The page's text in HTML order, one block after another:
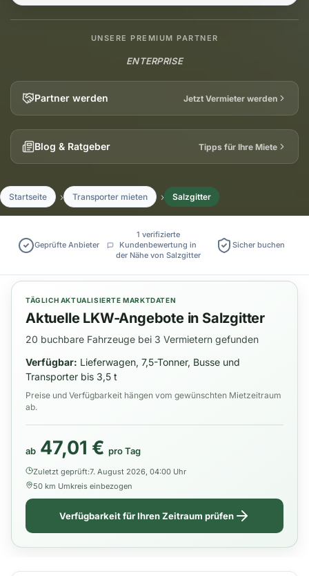
UNSERE PREMIUM PARTNER
ENTERPRISE
Partner werden Jetzt Vermieter werden
Blog & Ratgeber Tipps für Ihre Miete
Startseite Transporter mieten Salzgitter
Geprüfte Anbieter
1 verifizierte
Kundenbewertung in
der Nähe von Salzgitter
Sicher buchen
TÄGLICH AKTUALISIERTE MARKTDATEN
Aktuelle LKW-Angebote in Salzgitter
20 buchbare Fahrzeuge bei 3 Vermietern gefunden
Verfügbar: Lieferwagen, 7,5-Tonner, Busse und
Transporter bis 3,5 t
Preise und Verfügbarkeit hängen vom gewünschten Mietzeitraum
ab.
ab 47,01 € pro Tag
Zuletzt geprüft:7. August 2026, 04:00 Uhr
50 km Umkreis einbezogen
Verfügbarkeit für Ihren Zeitraum prüfen